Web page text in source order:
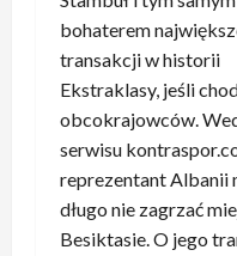
bohaterem
transakcji w historii
Ekstraklasy, jeśli
obcokrajowców.
serwisu
reprezentant Albanii
długo nie zagrzać
Besiktasie. O jego